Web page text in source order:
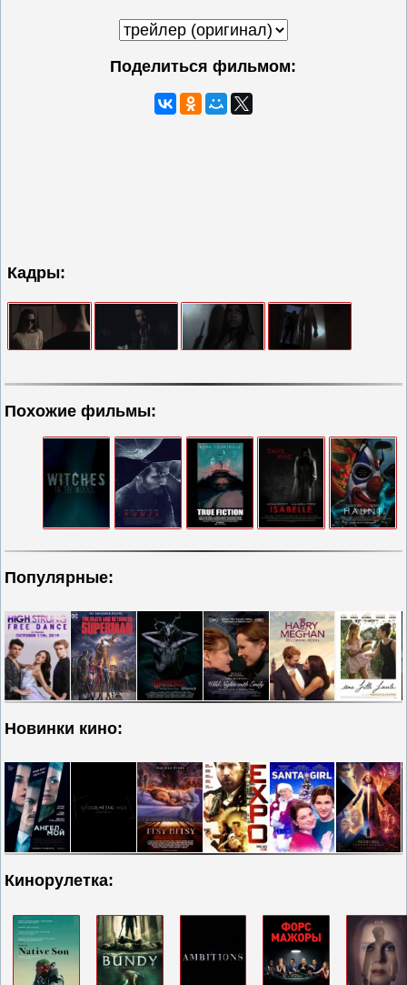
Поделиться фильмом:
Кадры:
Похожие фильмы:
Популярные:
Новинки кино:
Кинорулетка: